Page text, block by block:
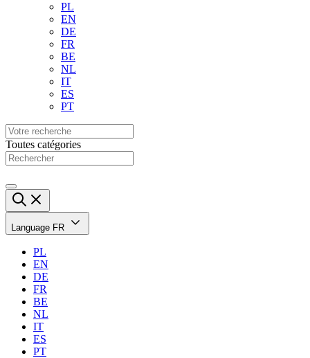
PL
EN
DE
FR
BE
NL
IT
ES
PT
Toutes catégories
Language FR
PL
EN
DE
FR
BE
NL
IT
ES
PT